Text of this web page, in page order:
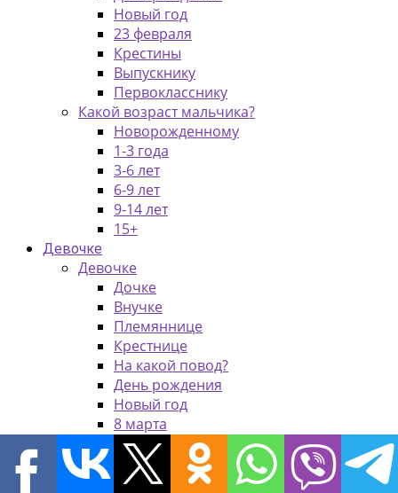
Новый год
23 февраля
Крестины
Выпускнику
Первокласснику
Какой возраст мальчика?
Новорожденному
1-3 года
3-6 лет
6-9 лет
9-14 лет
15+
Девочке
Девочке
Дочке
Внучке
Племяннице
Крестнице
На какой повод?
День рождения
Новый год
8 марта
Крестины
Выпускнице
Первокласснице